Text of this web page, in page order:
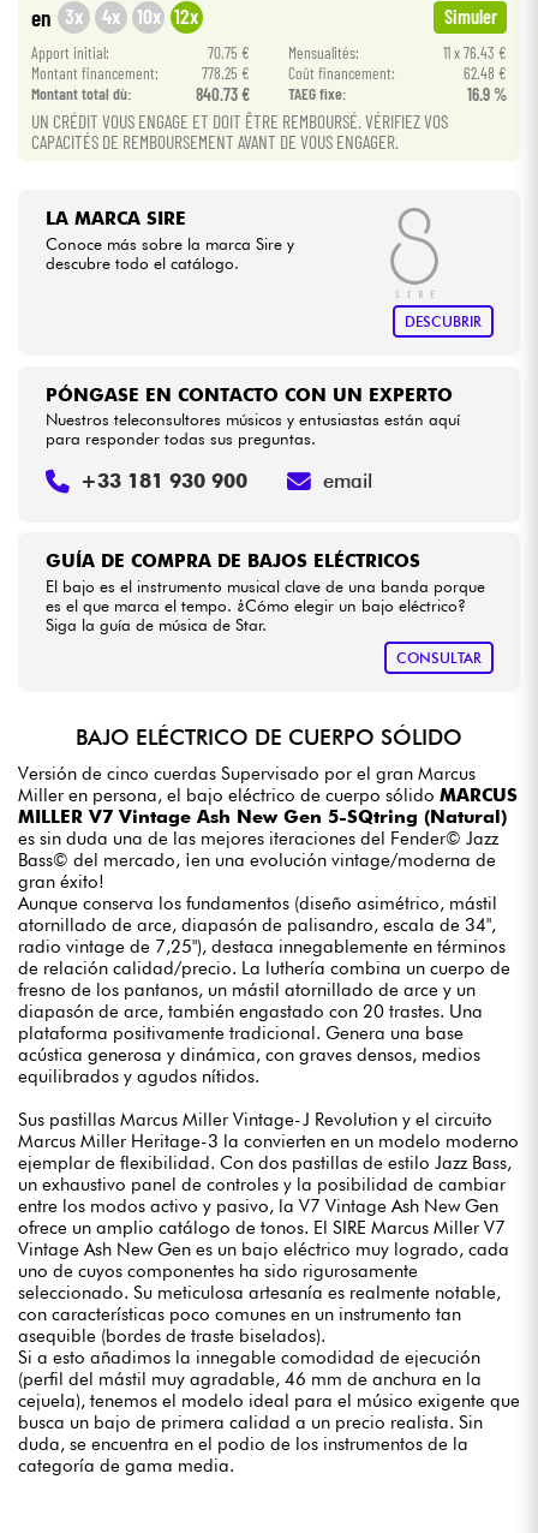
HiFi
Bundle
en 3x 4x 10x 12x Simuler
Apport initial: 70.75 € Mensualités:
11 x 76.43 €
Montant financement:
778.25 € Coût financement:
62.48 €
Montant total dù:
840.73 € TAEG fixe: 16.9 %
UN CRÉDIT VOUS ENGAGE ET DOIT ÊTRE REMBOURSÉ. VÉRIFIEZ VOS
CAPACITÉS DE REMBOURSEMENT AVANT DE VOUS ENGAGER.
LA MARCA SIRE
Conoce más sobre la marca Sire y
descubre todo el catálogo.
DESCUBRIR
GUÍA DE COMPRA DE BAJOS ELÉCTRICOS
El bajo es el instrumento musical clave de una banda porque
es el que marca el tempo. ¿Cómo elegir un bajo eléctrico?
Siga la guía de música de Star.
CONSULTAR
PÓNGASE EN CONTACTO CON UN EXPERTO
Nuestros teleconsultores músicos y entusiastas están aquí
para responder todas sus preguntas.
+33 181 930 900 email
BAJO ELÉCTRICO DE CUERPO SÓLIDO
Versión de cinco cuerdas Supervisado por el gran Marcus
Miller en persona, el bajo eléctrico de cuerpo sólido MARCUS
MILLER V7 Vintage Ash New Gen 5-SQtring (Natural)
es sin duda una de las mejores iteraciones del Fender© Jazz
Bass© del mercado, ¡en una evolución vintage/moderna de
gran éxito!
Aunque conserva los fundamentos (diseño asimétrico, mástil
atornillado de arce, diapasón de palisandro, escala de 34",
radio vintage de 7,25"), destaca innegablemente en términos
de relación calidad/precio. La luthería combina un cuerpo de
fresno de los pantanos, un mástil atornillado de arce y un
diapasón de arce, también engastado con 20 trastes. Una
plataforma positivamente tradicional. Genera una base
acústica generosa y dinámica, con graves densos, medios
equilibrados y agudos nítidos.
Sus pastillas Marcus Miller Vintage-J Revolution y el circuito
Marcus Miller Heritage-3 la convierten en un modelo moderno
ejemplar de flexibilidad. Con dos pastillas de estilo Jazz Bass,
un exhaustivo panel de controles y la posibilidad de cambiar
entre los modos activo y pasivo, la V7 Vintage Ash New Gen
ofrece un amplio catálogo de tonos. El SIRE Marcus Miller V7
Vintage Ash New Gen es un bajo eléctrico muy logrado, cada
uno de cuyos componentes ha sido rigurosamente
seleccionado. Su meticulosa artesanía es realmente notable,
con características poco comunes en un instrumento tan
asequible (bordes de traste biselados).
Si a esto añadimos la innegable comodidad de ejecución
(perfil del mástil muy agradable, 46 mm de anchura en la
cejuela), tenemos el modelo ideal para el músico exigente que
busca un bajo de primera calidad a un precio realista. Sin
duda, se encuentra en el podio de los instrumentos de la
categoría de gama media.